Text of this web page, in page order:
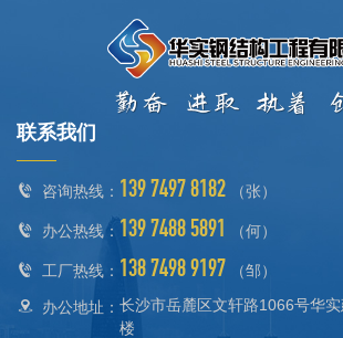
联系我们
咨询热线： 139 7497 8182（张）
办公热线： 139 7488 5891 （何）
工厂热线： 138 7498 9197 （邹）
办公地址： 长沙市岳麓区文轩路1066号华
楼